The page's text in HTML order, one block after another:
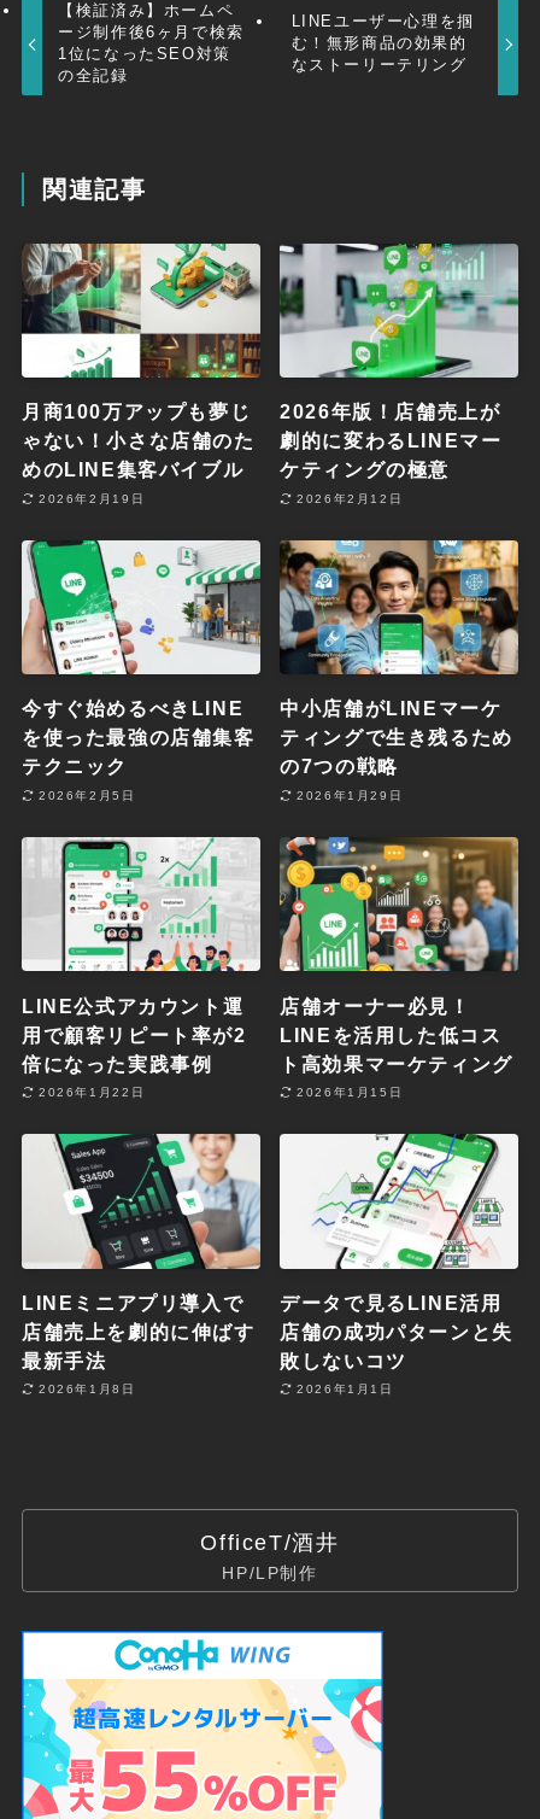
【検証済み】ホームペ
ージ制作後6ヶ月で検索
1位になったSEO対策
の全記録
LINEユーザー心理を掴
む！無形商品の効果的
なストーリーテリング
関連記事
月商100万アップも夢じ
ゃない！小さな店舗のた
めのLINE集客バイブル
2026年2月19日
2026年版！店舗売上が
劇的に変わるLINEマー
ケティングの極意
2026年2月12日
今すぐ始めるべきLINE
を使った最強の店舗集客
テクニック
2026年2月5日
中小店舗がLINEマーケ
ティングで生き残るため
の7つの戦略
2026年1月29日
LINE公式アカウント運
用で顧客リピート率が2
倍になった実践事例
2026年1月22日
店舗オーナー必見！
LINEを活用した低コス
ト高効果マーケティング
2026年1月15日
LINEミニアプリ導入で
店舗売上を劇的に伸ばす
最新手法
2026年1月8日
データで見るLINE活用
店舗の成功パターンと失
敗しないコツ
2026年1月1日
OfficeT/酒井
HP/LP制作